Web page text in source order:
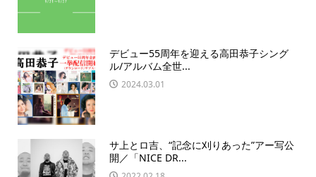
デビュー55周年を迎える高田恭子シング
ル/アルバム全世...
2024.03.01
サ上とロ吉、“記念に刈りあった”アー写公
開／「NICE DR...